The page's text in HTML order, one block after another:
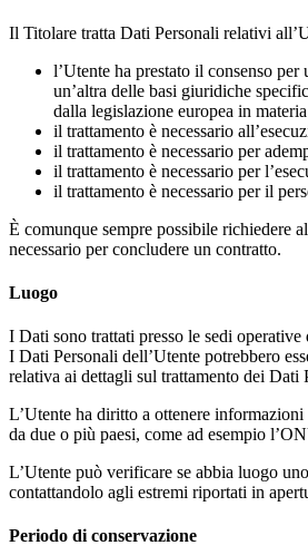
Il Titolare tratta Dati Personali relativi
l’Utente ha prestato il consenso
un’altra delle basi giuridiche
dalla legislazione europea in
il trattamento è necessario
il trattamento è necessario per
il trattamento è necessario per
il trattamento è necessario per il
È comunque sempre possibile richiedere
necessario per concludere un contratto.
Luogo
I Dati sono trattati presso le sedi
I Dati Personali dell’Utente potrebbero
relativa ai dettagli sul trattamento dei Dati
L’Utente ha diritto a ottenere
da due o più paesi, come ad esempio
L’Utente può verificare se abbia luogo
contattandolo agli estremi riportati in
Periodo di conservazione